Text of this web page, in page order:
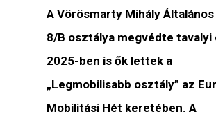
A Vörösmarty Mihály
8/B osztálya megvédte
2025-ben is ők lettek a
„Legmobilisabb osztály” az
Mobilitási Hét keretében. A